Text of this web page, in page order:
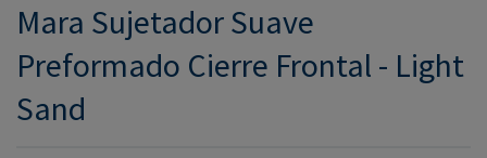
Mara Sujetador Suave
Preformado Cierre Frontal - Light
Sand